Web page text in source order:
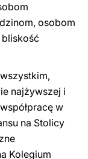
osobom
najżywszej i
w
na Stolicy
Kolegium